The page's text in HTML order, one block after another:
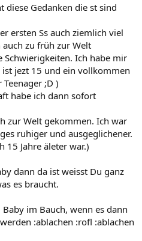
diese Gedanken die st sind
ersten Ss auch ziemlich viel
zu früh zur Welt
Schwierigkeiten. Ich habe mir
jezt 15 und ein vollkommen
;D )
habe ich dann sofort
zur Welt gekommen. Ich war
ruhiger und ausgeglichener.
15 Jahre äleter war.)
dann da ist weisst Du ganz
es braucht.
im Bauch, wenn es dann
:ablachen :rofl :ablachen